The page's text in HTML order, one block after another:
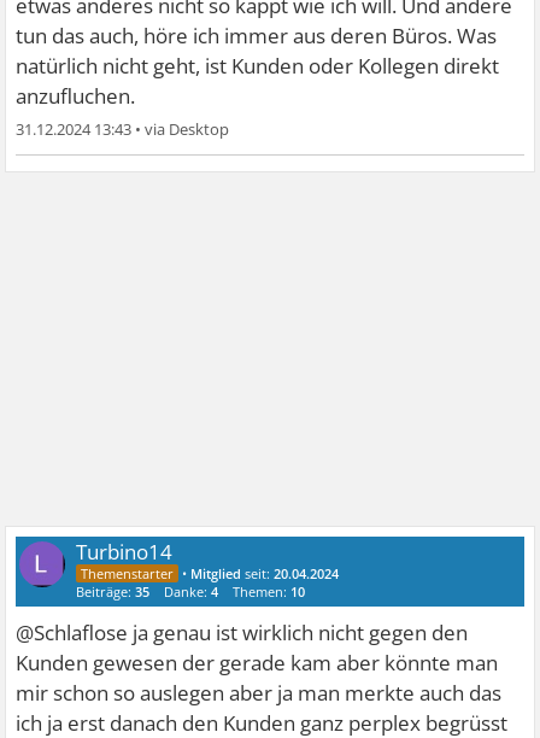
tun das auch, höre ich immer aus deren Büros. Was
natürlich nicht geht, ist Kunden oder Kollegen direkt
anzufluchen.
31.12.2024 13:43 •
Turbino14
• Mitglied seit:20.04.2024
Beiträge:35 Danke:4 Themen: 10
@Schlaflose ja genau ist wirklich nicht gegen den
Kunden gewesen der gerade kam aber könnte man
mir schon so auslegen aber ja man merkte auch das
ich ja erst danach den Kunden ganz perplex begrüsst